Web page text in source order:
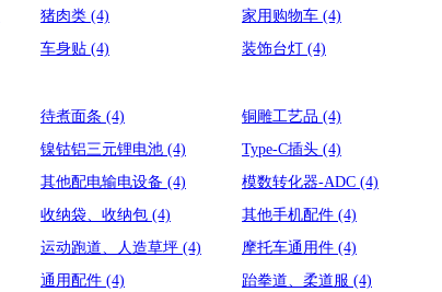
猪肉类 (4) 家用购物车 (4)
车身贴 (4) 装饰台灯 (4)
待煮面条 (4) 铜雕工艺品 (4)
镍钴铝三元锂电池 (4) Type-C插头 (4)
其他配电输电设备 (4) 模数转化器-ADC (4)
收纳袋、收纳包 (4) 其他手机配件 (4)
运动跑道、人造草坪 (4) 摩托车通用件 (4)
通用配件 (4) 跆拳道、柔道服 (4)